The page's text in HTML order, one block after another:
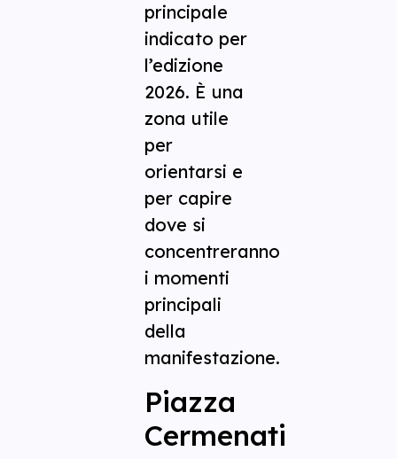
principale
indicato per
l’edizione
2026. È una
zona utile
per
orientarsi e
per capire
dove si
concentreranno
i momenti
principali
della
manifestazione.
Piazza
Cermenati